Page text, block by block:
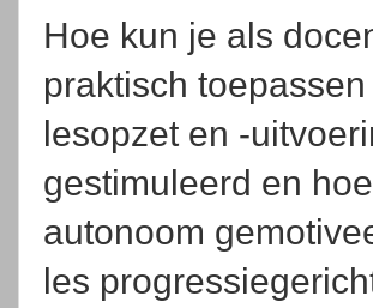
Hoe kun je als
praktisch
lesopzet en -
gestimuleerd en
autonoom
les